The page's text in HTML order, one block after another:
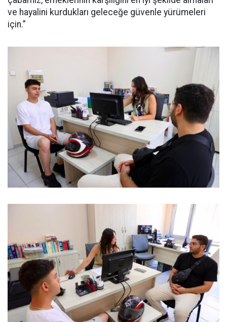
ve hayalini kurdukları geleceğe güvenle yürümeleri
için.”